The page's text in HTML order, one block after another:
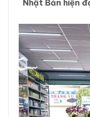
Nhật Bản hiện